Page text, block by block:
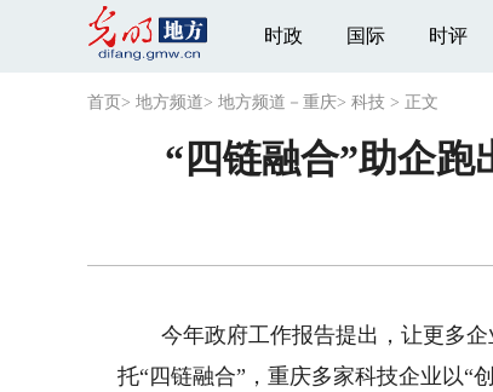
时政 国际 时评
首页 > 地方频道> 地方频道－重庆> 科技 > 正文
“四链融合”助企
今年政府工作报告提出，让更多企
托“四链融合”，重庆多家科技企业以“